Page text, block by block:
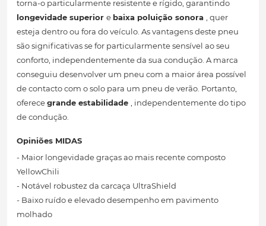
torna-o particularmente resistente e rígido, garantindo
longevidade superior e baixa poluição sonora , quer
esteja dentro ou fora do veículo. As vantagens deste pneu
são significativas se for particularmente sensível ao seu
conforto, independentemente da sua condução. A marca
conseguiu desenvolver um pneu com a maior área possível
de contacto com o solo para um pneu de verão. Portanto,
oferecegrande estabilidade , independentemente do tipo
de condução.
Opiniões MIDAS
- Maior longevidade graças ao mais recente composto
YellowChili
- Notável robustez da carcaça UltraShield
- Baixo ruído e elevado desempenho em pavimento
molhado